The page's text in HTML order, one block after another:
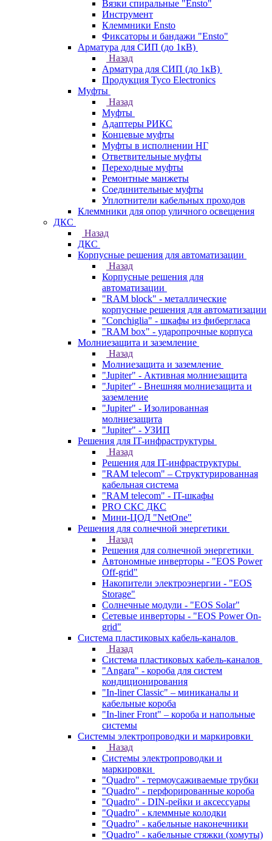
Вязки спиральные "Ensto"
Инструмент
Клеммники Ensto
Фиксаторы и бандажи "Ensto"
Арматура для СИП (до 1кВ)
Назад
Арматура для СИП (до 1кВ)
Продукция Tyco Electronics
Муфты
Назад
Муфты
Адаптеры РИКС
Концевые муфты
Муфты в исполнении НГ
Ответвительные муфты
Переходные муфты
Ремонтные манжеты
Соединительные муфты
Уплотнители кабельных проходов
Клеммники для опор уличного освещения
ДКС
Назад
ДКС
Корпусные решения для автоматизации
Назад
Корпусные решения для
автоматизации
"RAM block" - металлические
корпусные решения для автоматизации
"Conchiglia" - шкафы из фибергласа
"RAM box" - ударопрочные корпуса
Молниезащита и заземление
Назад
Молниезащита и заземление
"Jupiter" - Активная молниезащита
"Jupiter" - Внешняя молниезащита и
заземление
"Jupiter" - Изолированная
молниезащита
"Jupiter" - УЗИП
Решения для IT-инфраструктуры
Назад
Решения для IT-инфраструктуры
"RAM telecom" – Структурированная
кабельная система
"RAM telecom" - IT-шкафы
PRO СКС ДКС
Мини-ЦОД "NetOne"
Решения для солнечной энергетики
Назад
Решения для солнечной энергетики
Автономные инверторы - "EOS Power
Off-grid"
Накопители электроэнергии - "EOS
Storage"
Солнечные модули - "EOS Solar"
Сетевые инверторы - "EOS Power On-
grid"
Система пластиковых кабель-каналов
Назад
Система пластиковых кабель-каналов
"Angara" - короба для систем
кондиционирования
"In-liner Classic" – миниканалы и
кабельные короба
"In-liner Front" – короба и напольные
системы
Системы электропроводки и маркировки
Назад
Системы электропроводки и
маркировки
"Quadro" - термоусаживаемые трубки
"Quadro" - перфорированные короба
"Quadro" - DIN-рейки и аксессуары
"Quadro" - клеммные колодки
"Quadro" - кабельные наконечники
"Quadro" - кабельные стяжки (хомуты)